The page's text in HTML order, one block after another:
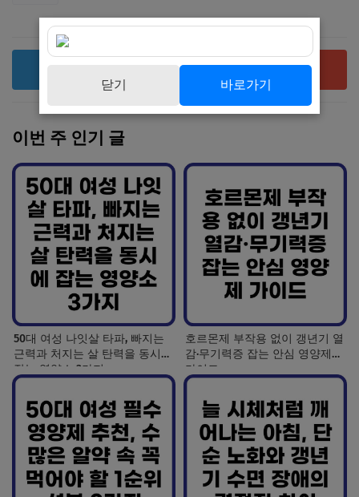
공유
이번 주 인기 글
50대 여성 나잇살 타파, 빠지는
근력과 처지는 살 탄력을 동시에
잡는 영양소 3가지
호르몬제 부작용 없이 갱년기 열
감·무기력증 잡는 안심 영양제
가이드
닫기 바로가기